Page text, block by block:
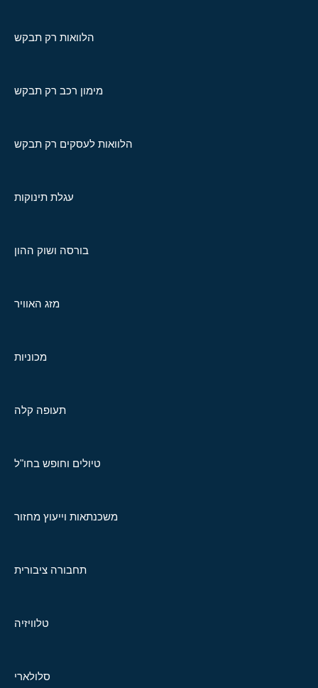
הלוואות רק תבקש
מימון רכב רק תבקש
הלוואות לעסקים רק תבקש
עגלת תינוקות
בורסה ושוק ההון
מזג האוויר
מכוניות
תעופה קלה
טיולים וחופש בחו"ל
משכנתאות וייעוץ מחזור
תחבורה ציבורית
טלוויזיה
סלולארי